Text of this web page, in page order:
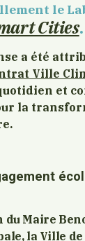
le
Cities.
a été
Ville
et
la
du Maire
la Ville